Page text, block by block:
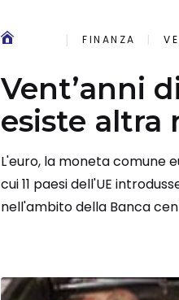
FINANZA
Vent’anni
esiste altra
L'euro, la moneta comune
cui 11 paesi dell'UE
nell'ambito della Banca